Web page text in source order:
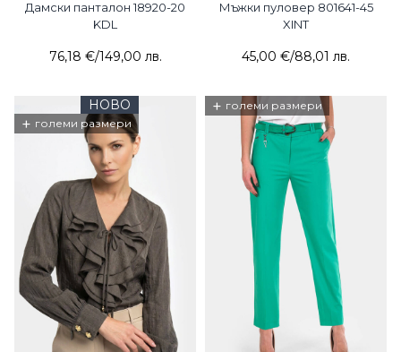
Дамски панталон 18920-20
KDL
76,18 €/149,00 лв.
Мъжки пуловер 801641-45
XINT
45,00 €/88,01 лв.
НОВО
+ големи размери
+ големи размери